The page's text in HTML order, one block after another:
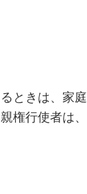
ときは、家
権行使者は